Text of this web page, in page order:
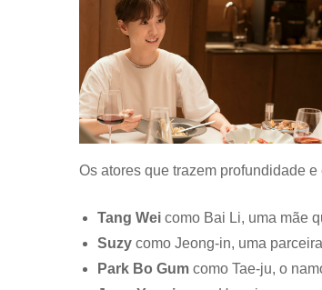
Os atores que trazem profundidade
Tang Wei como Bai Li, uma mãe
Suzy como Jeong-in, uma
Park Bo Gum como Tae-ju, o